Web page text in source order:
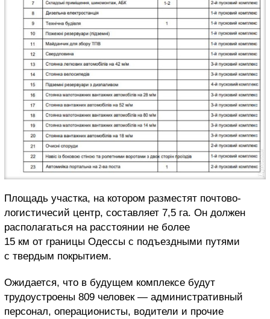
Площадь участка, на котором разместят почтово-
логистичесий центр, составляет 7,5 га. Он должен
располагаться на расстоянии не более
15 км от границы Одессы с подъездными путями
с твердым покрытием.
Ожидается, что в будущем комплексе будут
трудоустроены 809 человек — административный
персонал, операционисты, водители и прочие